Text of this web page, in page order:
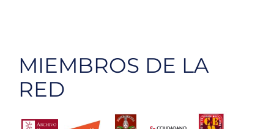
MIEMBROS DE LA
RED